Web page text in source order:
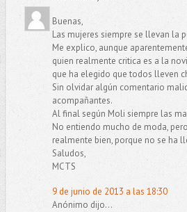
Buenas,
Las mujeres siempre se llevan la
Me explico, aunque
quien realmente critica es a la
que ha elegido que todos lleven
Sin olvidar algún comentario
acompañantes.
Al final según Moli siempre las
No entiendo mucho de moda,
realmente bien, porque no se ha
Saludos,
MCTS
9 de junio de 2013 a las 18:30
Anónimo dijo...